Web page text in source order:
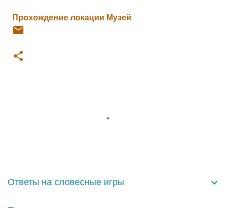
Прохождение локации Музей
Ответы на словесные игры